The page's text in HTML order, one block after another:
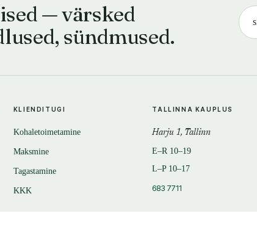
— värsked
sündmused.
KLIENDITUGI
Kohaletoimetamine
Maksmine
Tagastamine
KKK
TALLINNA KAUPLUS
Harju 1, Tallinn
E–R 10–19
L–P 10–17
683 7711